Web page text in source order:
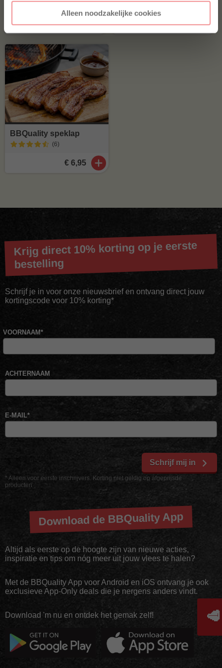
Alleen noodzakelijke cookies
€ 4,75 € 8,99
BBQuality speklap
(6)
€ 6,95
Krijg direct 10% korting op je eerste
bestelling
Schrijf je in voor onze nieuwsbrief en ontvang direct jouw
kortingscode voor 10% korting*
* Alleen voor eerste inschrijvers. Korting niet geldig op afgeprijsde
producten
VOORNAAM*
ACHTERNAAM
E-MAIL*
Schrijf mij in
Download de BBQuality App
Altijd als eerste op de hoogte zijn van nieuwe acties,
inspiratie en tips om nóg meer uit jouw vlees te halen?
Met de BBQuality App voor Android en iOS ontvang je ook
exclusieve App-Only deals die je nergens anders vindt.
Download 'm nu en ontdek het gemak zelf! 🥩